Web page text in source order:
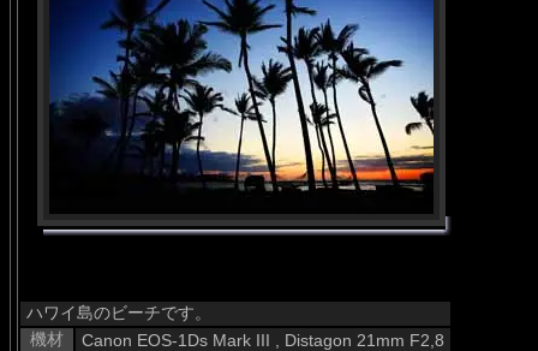
ハワイ島のビーチです。
機材
Canon EOS-1Ds Mark III , Distagon 21mm F2,8